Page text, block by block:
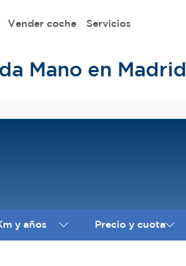
Vender coche Servicios
Mano en Madrid
y años Precio y cuota